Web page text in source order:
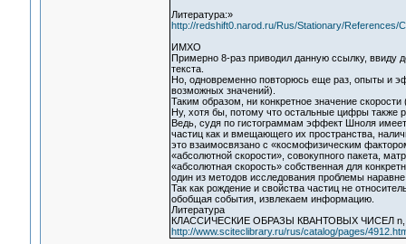
Литература:»
http://redshift0.narod.ru/Rus/Stationary/References/
ИМХО
Примерно 8-раз приводил данную ссылку, ввиду
текста.
Но, одновременно повторюсь еще раз, опыты и
возможных значений).
Таким образом, ни конкретное значение
Ну, хотя бы, потому что остальные цифры также
Ведь, судя по гистограммам эффект Шноля
частиц как и вмещающего их пространства,
это взаимосвязано с «космофизическим
«абсолютной скорости», совокупного пакета,
«абсолютная скорость» собственная для
один из методов исследования проблемы
Так как рождение и свойства частиц не
обобщая события, извлекаем информацию.
Литература
КЛАССИЧЕСКИЕ ОБРАЗЫ КВАНТОВЫХ ЧИСЕЛ n,
http://www.sciteclibrary.ru/rus/catalog/pages/